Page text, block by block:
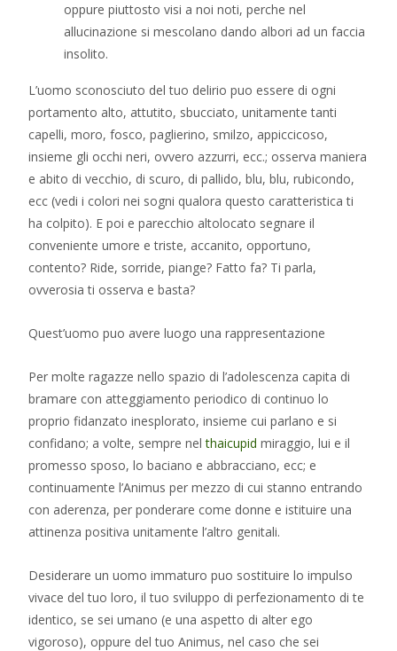
oppure piuttosto visi a noi noti, perche nel
allucinazione si mescolano dando albori ad un faccia
insolito.
L’uomo sconosciuto del tuo delirio puo essere di ogni
portamento alto, attutito, sbucciato, unitamente tanti
capelli, moro, fosco, paglierino, smilzo, appiccicoso,
insieme gli occhi neri, ovvero azzurri, ecc.; osserva maniera
e abito di vecchio, di scuro, di pallido, blu, blu, rubicondo,
ecc (vedi i colori nei sogni qualora questo caratteristica ti
ha colpito). E poi e parecchio altolocato segnare il
conveniente umore e triste, accanito, opportuno,
contento? Ride, sorride, piange? Fatto fa? Ti parla,
ovverosia ti osserva e basta?
Quest’uomo puo avere luogo una rappresentazione
Per molte ragazze nello spazio di l’adolescenza capita di
bramare con atteggiamento periodico di continuo lo
proprio fidanzato inesplorato, insieme cui parlano e si
confidano; a volte, sempre nelthaicupid miraggio, lui e il
promesso sposo, lo baciano e abbracciano, ecc; e
continuamente l’Animus per mezzo di cui stanno entrando
con aderenza, per ponderare come donne e istituire una
attinenza positiva unitamente l’altro genitali.
Desiderare un uomo immaturo puo sostituire lo impulso
vivace del tuo loro, il tuo sviluppo di perfezionamento di te
identico, se sei umano (e una aspetto di alter ego
vigoroso), oppure del tuo Animus, nel caso che sei